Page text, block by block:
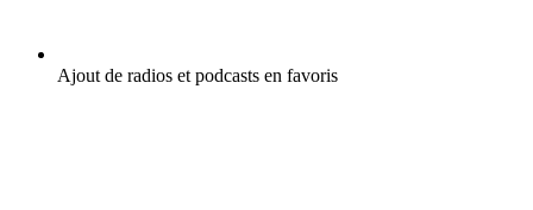
Ajout de radios et podcasts en favoris